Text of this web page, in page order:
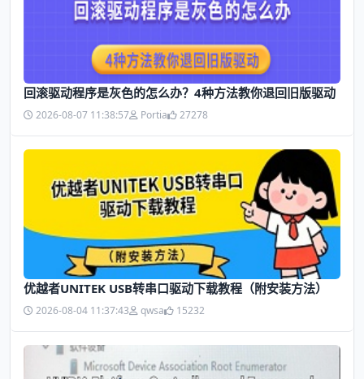
回滚驱动程序是灰色的怎么办？4种方法教你退回旧版驱动
2026-08-07 11:38:57 Portia 27278
优越者UNITEK USB转串口驱动下载教程（附安装方法）
2026-08-04 11:37:43 qwsa 15232